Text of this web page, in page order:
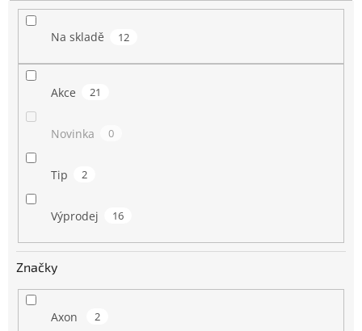
Na skladě 12
Akce 21
Novinka 0
Tip 2
Výprodej 16
Značky
Axon 2